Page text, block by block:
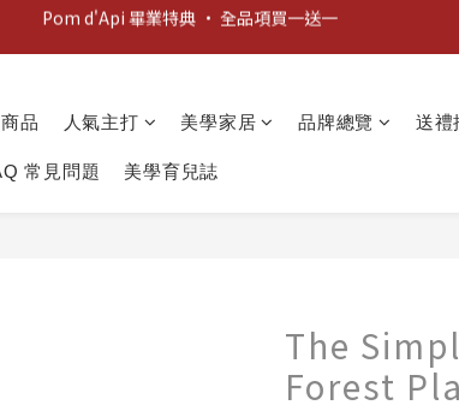
新客歡迎禮：輸入 "welcome10" 享首單九折！
新客歡迎禮：輸入 "welcome10" 享首單九折！
品 人氣主打 美學家居 品牌總覽 送禮
常見問題 美學育兒誌
The
Forest